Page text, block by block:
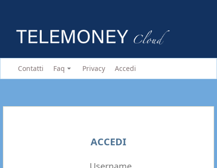
Contatti Faq Privacy Accedi
ACCEDI